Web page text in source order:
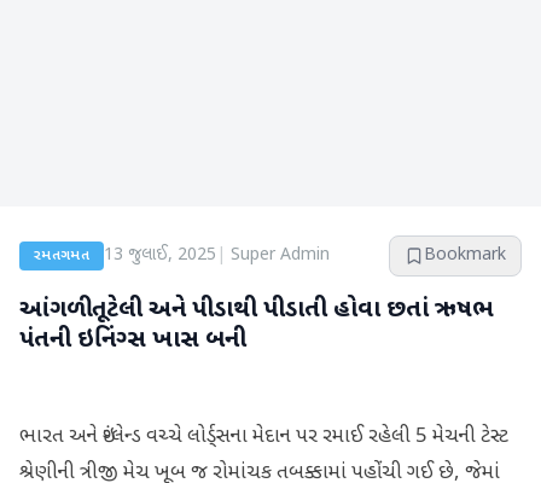
રમતગમત 13 જુલાઈ, 2025 Super Admin Bookmark
આંગળી તૂટેલી અને પીડાથી પીડાતી હોવા છતાં ઋષભ
પંતની ઇનિંગ્સ ખાસ બની
ભારત અને ઇંગ્લેન્ડ વચ્ચે લોર્ડ્સના મેદાન પર રમાઈ રહેલી 5 મેચની ટેસ્ટ
શ્રેણીની ત્રીજી મેચ ખૂબ જ રોમાંચક તબક્કામાં પહોંચી ગઈ છે, જેમાં